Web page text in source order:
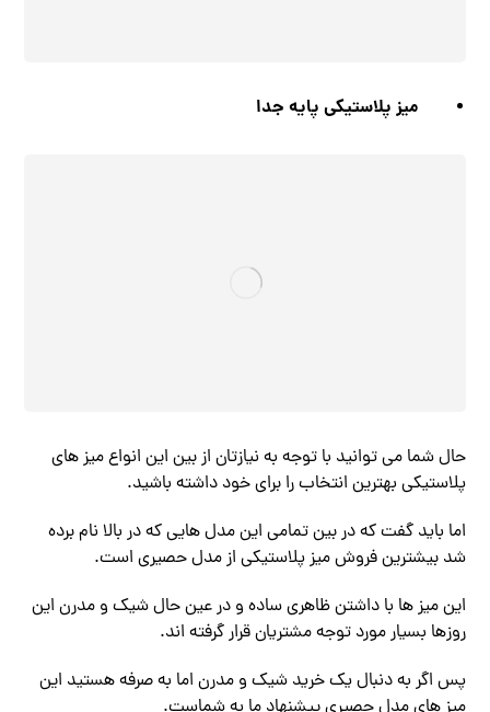
میز پلاستیکی پایه جدا
حال شما می توانید با توجه به نیازتان از بین این انواع میز های
پلاستیکی بهترین انتخاب را برای خود داشته باشید.
اما باید گفت که در بین تمامی این مدل هایی که در بالا نام برده
شد بیشترین فروش میز پلاستیکی از مدل حصیری است.
این میز ها با داشتن ظاهری ساده و در عین حال شیک و مدرن این
روزها بسیار مورد توجه مشتریان قرار گرفته اند.
پس اگر به دنبال یک خرید شیک و مدرن اما به صرفه هستید این